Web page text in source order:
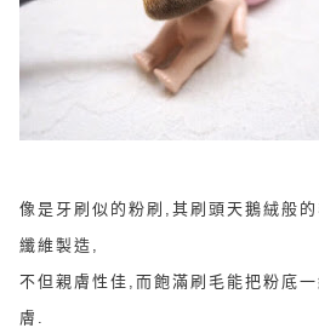
像是牙刷似的粉刷,其刷頭天鵝絨般
纖維製造,
不但親膚性佳,而飽滿刷毛能把粉底
膚.